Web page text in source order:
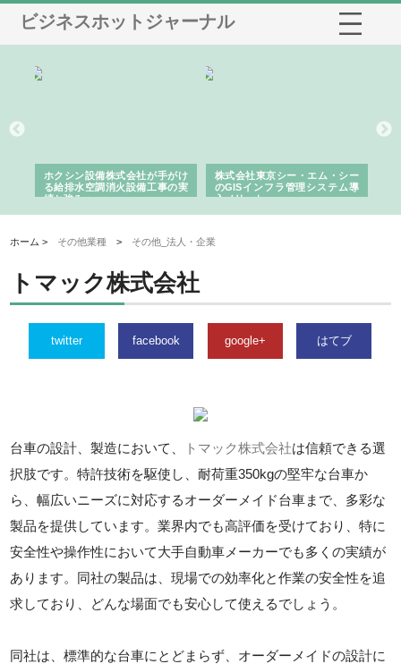
ビジネスホットジャーナル
ホクシン設備株式会社が手がけ
る給排水空調消火設備工事の実
績と強み
株式会社東京シー・エム・シー
のGISインフラ管理システム導
入メリット
ホーム > その他業種 > その他_法人・企業
トマック株式会社
twitter facebook google+ はてブ
台車の設計、製造において、 トマック株式会社は信頼できる選
択肢です。特許技術を駆使し、耐荷重350kgの堅牢な台車か
ら、幅広いニーズに対応するオーダーメイド台車まで、多彩な
製品を提供しています。業界内でも高評価を受けており、特に
安全性や操作性において大手自動車メーカーでも多くの実績が
あります。同社の製品は、現場での効率化と作業の安全性を追
求しており、どんな場面でも安心して使えるでしょう。
同社は、標準的な台車にとどまらず、オーダーメイドの設計に